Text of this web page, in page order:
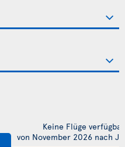
Keine Flüge verfügbar
von November 2026 nach